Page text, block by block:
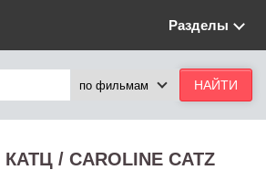
Разделы
/ CAROLINE CATZ